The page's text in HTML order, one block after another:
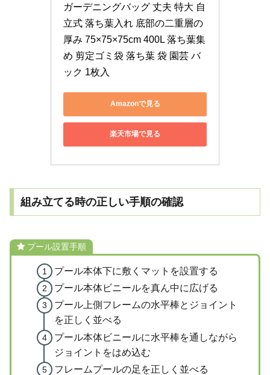
ガーデニングバッグ 丈夫 特大 自
立式 落ち葉入れ 底部の二重層の
厚み 75×75×75cm 400L 落ち葉集
め 剪定ゴミ袋 落ち葉 袋 園芸 バ
ック 1枚入
Amazonで見る
楽天市場で見る
組み立てる時の正しい手順の確認
プール設置手順
プール本体下に敷くマットを設置する
プール本体ビニールを真ん中に広げる
プール上側フレームの水平棒とジョイント
を正しく並べる
プール本体ビニールに水平棒を通しながら
ジョイントをはめ込む
フレームプールの足を正しく並べる